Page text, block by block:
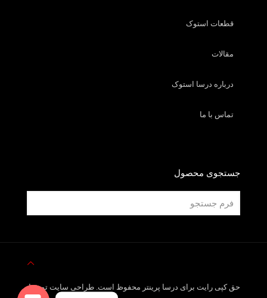
قطعات استوک
مقالات
درباره درسا استوک
تماس با ما
جستجوی محصول
حق کپی رایت برای درسا پرینتر محفوظ است. طراحی سایت توسط